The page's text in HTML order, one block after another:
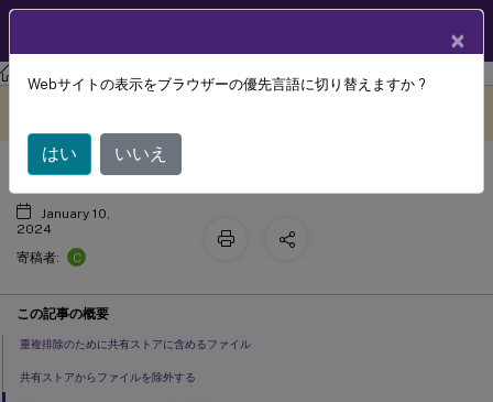
Profile Management Profile Management 2303
ファイルの重複排除の有効化
January 10,
2024
寄稿者:
C
この記事の概要
重複排除のために共有ストアに含めるファイル
共有ストアからファイルを除外する
×
Webサイトの表示をブラウザーの優先言語に切り替えますか ?
はい いいえ